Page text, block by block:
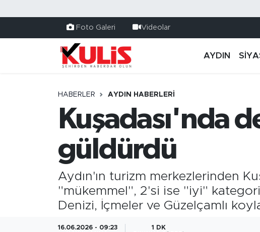
Foto Galeri Videolar
AYDIN
HABERLER AYDIN HABERLERI
Kuşadası'nda
güldürdü
Aydın'ın turizm merkezlerinden
"mükemmel", 2'si ise "iyi"
Denizi, İçmeler ve Güzelçamlı
16.06.2026 - 09:23 1 DK